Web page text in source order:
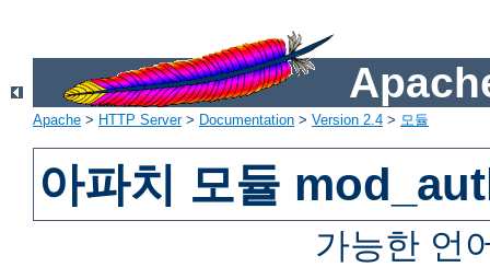
Apache > HTTP Server> Documentation > Version 2.4 > 모듈
아파치 모듈
가능한 언